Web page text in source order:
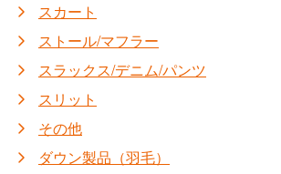
スカート
ストール/マフラー
スラックス/デニム/パンツ
スリット
その他
ダウン製品（羽毛）